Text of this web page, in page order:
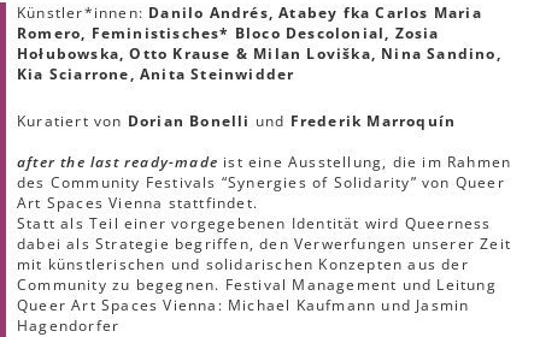
Künstler*innen: Danilo Andrés, Atabey fka Carlos Maria
Romero, Feministisches* Bloco Descolonial, Zosia
Hołubowska, Otto Krause & Milan Loviška, Nina Sandino,
Kia Sciarrone, Anita Steinwidder
Kuratiert von Dorian Bonelli und Frederik Marroquín
after the last ready-made ist eine Ausstellung, die im Rahmen
des Community Festivals “Synergies of Solidarity” von Queer
Art Spaces Vienna stattfindet.
Statt als Teil einer vorgegebenen Identität wird Queerness
dabei als Strategie begriffen, den Verwerfungen unserer Zeit
mit künstlerischen und solidarischen Konzepten aus der
Community zu begegnen. Festival Management und Leitung
Queer Art Spaces Vienna: Michael Kaufmann und Jasmin
Hagendorfer